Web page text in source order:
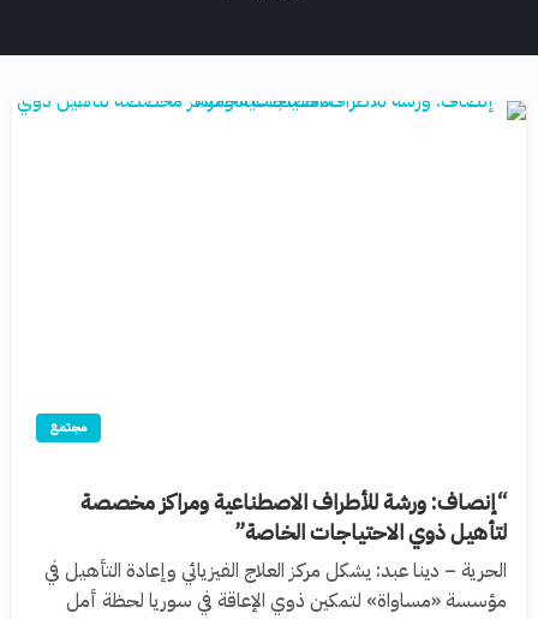
مجتمع
“إنصاف: ورشة للأطراف الاصطناعية ومراكز مخصصة
لتأهيل ذوي الاحتياجات الخاصة”
الحرية – دينا عبد: يشكل مركز العلاج الفيزيائي وإعادة التأهيل في
مؤسسة «مساواة» لتمكين ذوي الإعاقة في سوريا لحظة أمل